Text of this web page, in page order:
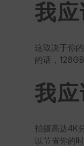
我
这取决于你
的话，
我应
拍摄高达4K
以节省你的时